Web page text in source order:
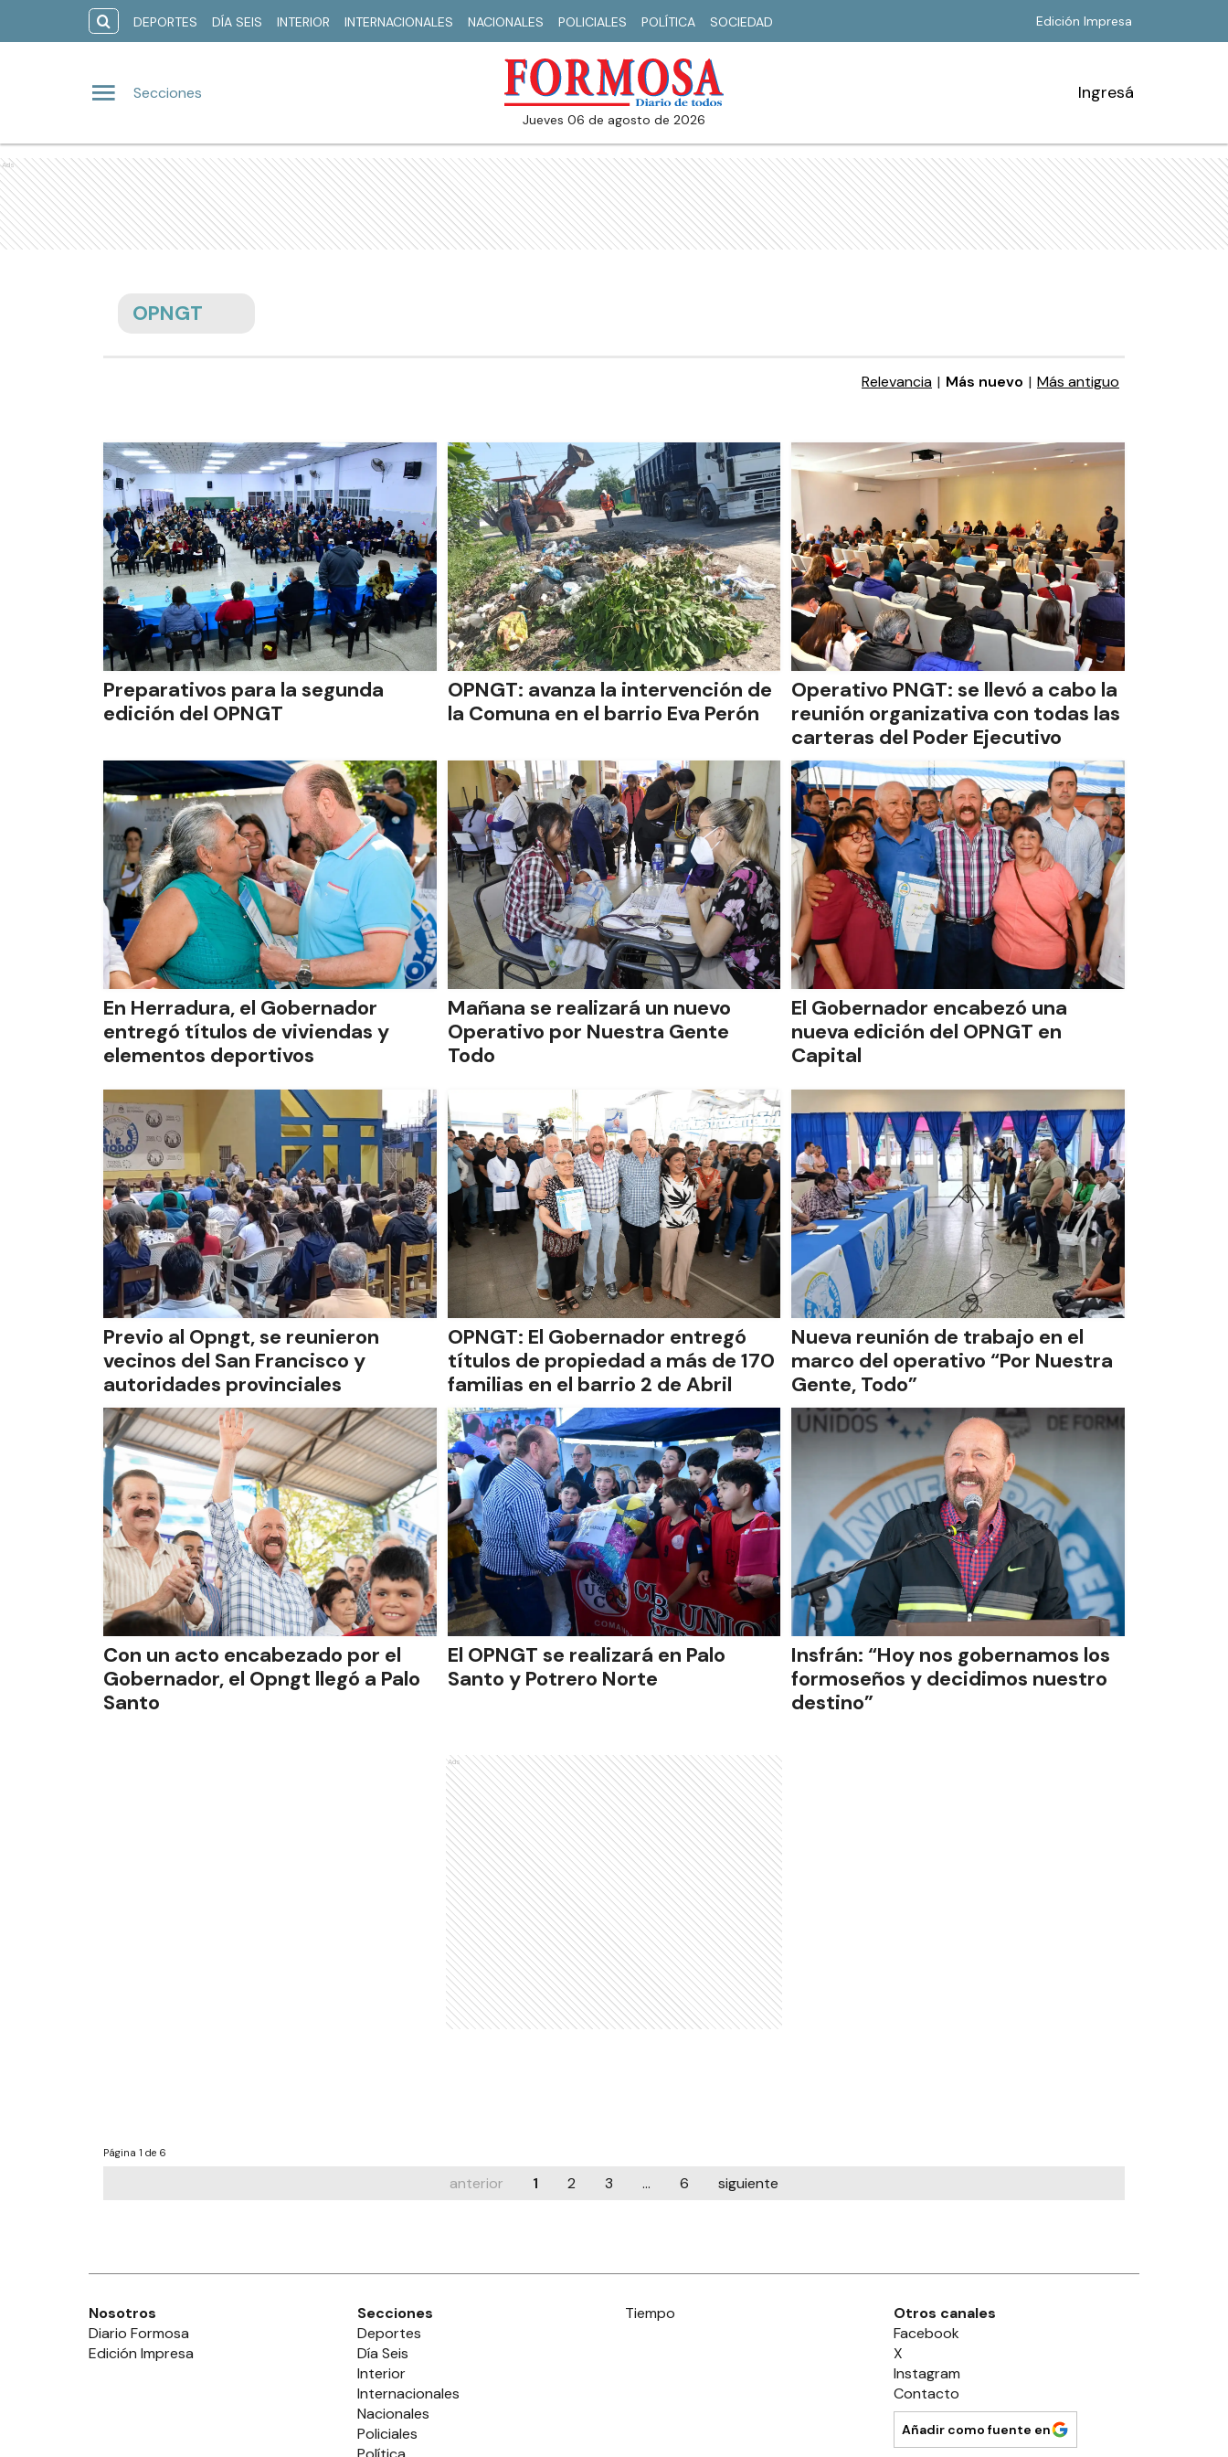
DEPORTES DÍA SEIS INTERIOR INTERNACIONALES NACIONALES POLICIALES POLÍTICA SOCIEDAD Edición Impresa
Secciones
jueves 06 de agosto de 2026
Ingresá
Ads
OPNGT
Relevancia | Más nuevo | Más antiguo
Preparativos para la segunda
edición del OPNGT
OPNGT: avanza la intervención de
la Comuna en el barrio Eva Perón
Operativo PNGT: se llevó a cabo la
reunión organizativa con todas las
carteras del Poder Ejecutivo
En Herradura, el Gobernador
entregó títulos de viviendas y
elementos deportivos
Mañana se realizará un nuevo
Operativo por Nuestra Gente
Todo
El Gobernador encabezó una
nueva edición del OPNGT en
Capital
Previo al Opngt, se reunieron
vecinos del San Francisco y
autoridades provinciales
OPNGT: El Gobernador entregó
títulos de propiedad a más de 170
familias en el barrio 2 de Abril
Nueva reunión de trabajo en el
marco del operativo “Por Nuestra
Gente, Todo”
Con un acto encabezado por el
Gobernador, el Opngt llegó a Palo
Santo
El OPNGT se realizará en Palo
Santo y Potrero Norte
Insfrán: “Hoy nos gobernamos los
formoseños y decidimos nuestro
destino”
Ads
Página 1 de 6
anterior 1 2 3 ... 6 siguiente
Nosotros
Diario Formosa
Edición Impresa
Secciones
Deportes
Día Seis
Interior
Internacionales
Nacionales
Policiales
Tiempo
Otros canales
Facebook
X
Instagram
Contacto
Añadir como fuente en